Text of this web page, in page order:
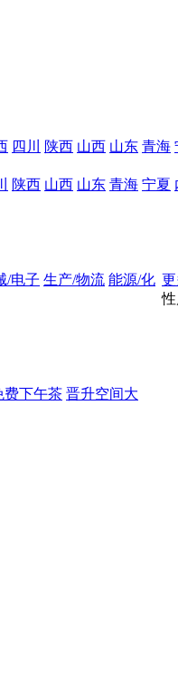
四川 陕西 山西 山东 青海
陕西 山西 山东 青海 宁夏
/电子 生产/物流 能源/化
性
费下午茶 晋升空间大